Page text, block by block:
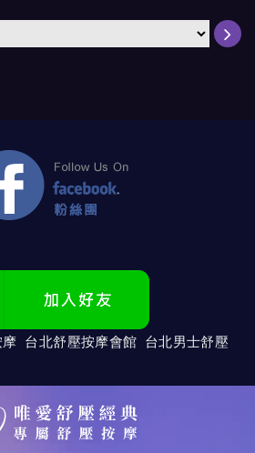
摩 台北舒壓按摩會館 台北男士舒壓